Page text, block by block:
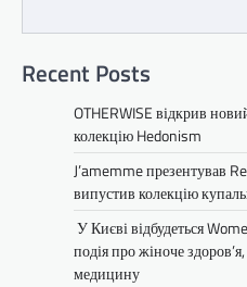
Recent Posts
OTHERWISE відкрив
колекцію Hedonism
J’amemme презентував
випустив колекцію
У Києві відбудеться
подія про жіноче
медицину